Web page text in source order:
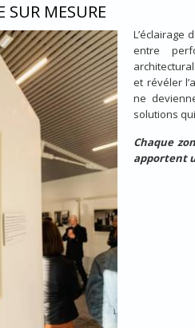
SUR MESURE
L’éclairage
entre
et révéler
ne
solutions
Chaque
apportent